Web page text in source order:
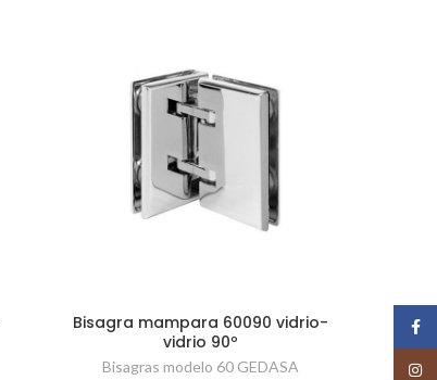
Bisagra mampara 60090 vidrio-
vidrio 90º
Bisagras modelo 60 GEDASA